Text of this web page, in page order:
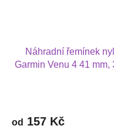
Náhradní řemínek
Garmin Venu 4 41
je
od 157 Kč